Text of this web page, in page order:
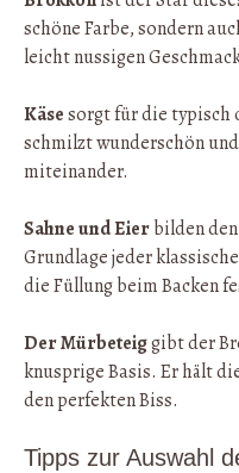
schöne Farbe, sondern
leicht nussigen
Käsesorgt für die typisch
schmilzt wunderschön
miteinander.
Sahne und Eierbilden
Grundlage jeder
die Füllung beim Backen
Der Mürbeteiggibt der
knusprige Basis. Er hält
den perfekten Biss.
Tipps zur Auswahl